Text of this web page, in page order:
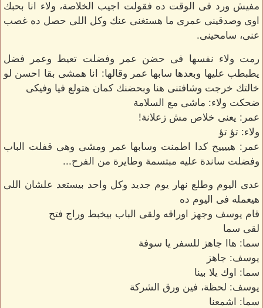
مفيش ورد فى الوقت ده فقولت اجيب الخلاصة، ولاء انا بحبك
اوى وصدقينى عمرى ما هستغنى عنك وكل اللى حصل ده غصب
عنى، سامحينى.
رمت ولاء نفسها فى حضن عمر وفضلت تعيط وعمر فضل
يطبطب عليها وبعدها سابها عمر وقالها: انا همشى بقا احسن لو
خالتك خرجت وشافتنى هنا وبحضنك كمان هتولع فيا وفيكى
ضحكت ولاء: ماشى مع السلامة
عمر: يعنى خلاص مش زعلانة!
ولاء: تؤ تؤ
عمر: هييييح كدا اطمنت وسابها عمر ومشى وهى قفلت الباب
وفضلت ساندة عليه مبتسمة وطايرة من الفرح...
عدى اليوم وطلع نهار يوم جديد وكل واحد بيستعد علشان اللى
هيعمله فى اليوم ده
قام يوسف وجهز اوراقه ولقى الباب بيخبط وراج فتح
لقى سما
سما: هاا جاهز للسفر يا سوفة
يوسف: جاهز
سما: اوك يلا بينا
يوسف: لحظة، فين ورق الشركة
سما: اشمعنا